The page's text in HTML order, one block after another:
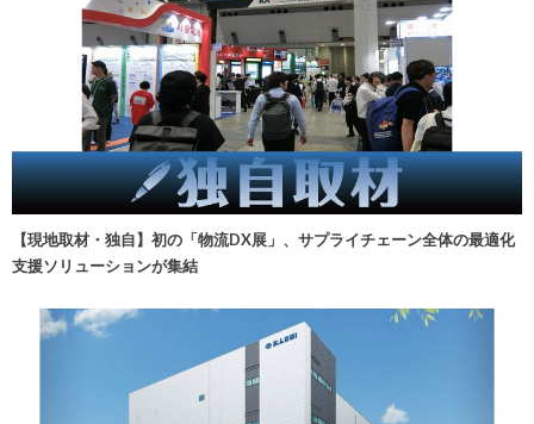
【現地取材・独自】初の「物流DX展」、サプライチェーン全体の最適化
支援ソリューションが集結